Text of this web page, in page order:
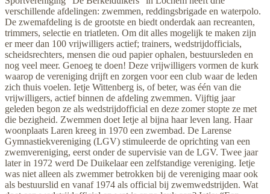
verschillende afdelingen: zwemmen, reddingsbrigade en waterpolo.
De zwemafdeling is de grootste en biedt onderdak aan recreanten,
trimmers, selectie en triatleten. Om dit alles mogelijk te maken zijn
er meer dan 100 vrijwilligers actief; trainers, wedstrijdofficials,
scheidsrechters, mensen die oud papier ophalen, bestuursleden en
nog veel meer. Genoeg te doen! Deze vrijwilligers vormen de kurk
waarop de vereniging drijft en zorgen voor een club waar de leden
zich thuis voelen. Ietje Wittenberg is, of beter, was één van die
vrijwilligers, actief binnen de afdeling zwemmen. Vijftig jaar
geleden begon ze als wedstrijdofficial en deze zomer stopte ze met
die bezigheid. Zwemmen doet Ietje al bijna haar leven lang. Haar
woonplaats Laren kreeg in 1970 een zwembad. De Larense
Gymnastiekvereniging (LGV) stimuleerde de oprichting van een
zwemvereniging, eerst onder de supervisie van de LGV. Twee jaar
later in 1972 werd De Duikelaar een zelfstandige vereniging. Ietje
was niet alleen als zwemmer betrokken bij de vereniging maar ook
als bestuurslid en vanaf 1974 als official bij zwemwedstrijden. Wat